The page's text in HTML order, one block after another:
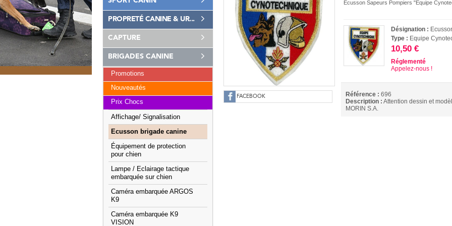
PROPRETÉ CANINE & UR...
CAPTURE
BRIGADES CANINE
Promotions
Nouveautés
Prix Chocs
Affichage/ Signalisation
Ecusson brigade canine
Équipement de protection
pour chien
Lampe / Eclairage tactique
embarquée sur chien
Caméra embarquée ARGOS
K9
Caméra embarquée K9
VISION
FACEBOOK
Ecusson Sapeurs Pompiers "Equipe
Désignation :
Type : Equipe
10,50 €
Réglementé
Appelez-nous !
Référence : 696
Description : Attention dessin et
MORIN S.A.